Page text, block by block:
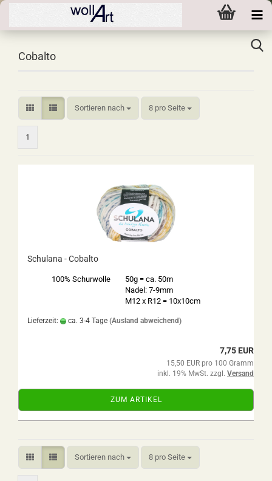
Cobalto
Sortieren nach
Sortieren nach 8 pro Seite
pro Seite
1
Schulana - Cobalto
100% Schurwolle
50g = ca. 50m
Nadel: 7-9mm
M12 x R12 = 10x10cm
Lieferzeit: ca. 3-4 Tage (Ausland abweichend)
7,75 EUR
15,50 EUR pro 100 Gramm
inkl. 19% MwSt. zzgl. Versand
ZUM ARTIKEL
Sortieren nach
Sortieren nach 8 pro Seite
pro Seite